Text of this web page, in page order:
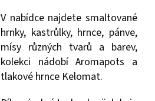
V nabídce najdete smaltované
hrnky, kastrůlky, hrnce, pánve,
mísy různých tvarů a barev,
kolekci nádobí Aromapots a
tlakové hrnce Kelomat.